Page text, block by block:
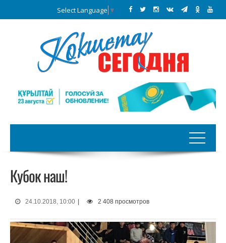
Select Language ▼
Кубок наш!
24.10.2018, 10:00 2 408 просмотров